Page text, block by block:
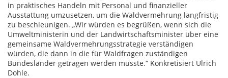
in praktisches Handeln mit Personal und finanzieller
Ausstattung umzusetzen, um die Waldvermehrung langfristig
zu beschleunigen. „Wir würden es begrüßen, wenn sich die
Umweltministerin und der Landwirtschaftsminister über eine
gemeinsame Waldvermehrungsstrategie verständigen
würden, die dann in die für Waldfragen zuständigen
Bundesländer getragen werden müsste.“ Konkretisiert Ulrich
Dohle.